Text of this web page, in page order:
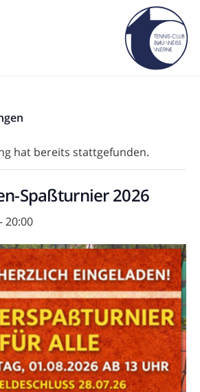
hat bereits stattgefunden.
Spaßturnier 2026
-20:00